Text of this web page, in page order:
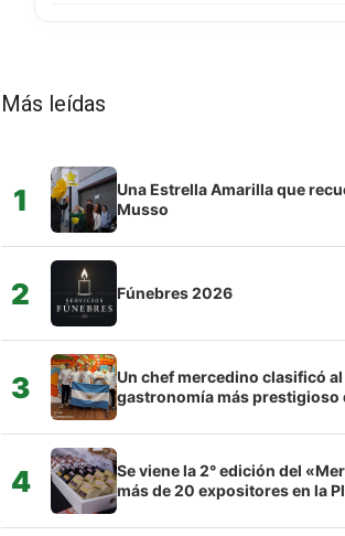
Más leídas
1
Una Estrella Amarilla que
Musso
2 Fúnebres 2026
3
Un chef mercedino clasificó
gastronomía más prestigioso
4
Se viene la 2° edición del
más de 20 expositores en la